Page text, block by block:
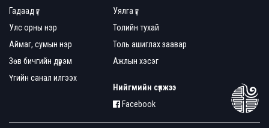
Гадаад үг
Улс орны нэр
Аймаг, сумын нэр
Зөв бичгийн дүрэм
Үгийн санал илгээх
Уялга үг
Толийн тухай
Толь ашиглах заавар
Ажлын хэсэг
Нийгмийн сүлжээ
Facebook